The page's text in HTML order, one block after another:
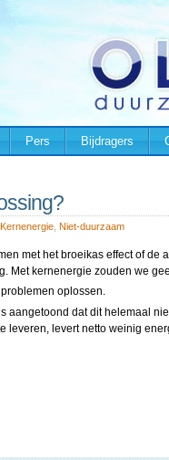
Pers Bijdragers
Kernenergie Niet-duurzaam
met het broeikas effect of de
Met kernenergie zouden we
oplossen.
aangetoond dat dit helemaal
leveren, levert netto weinig